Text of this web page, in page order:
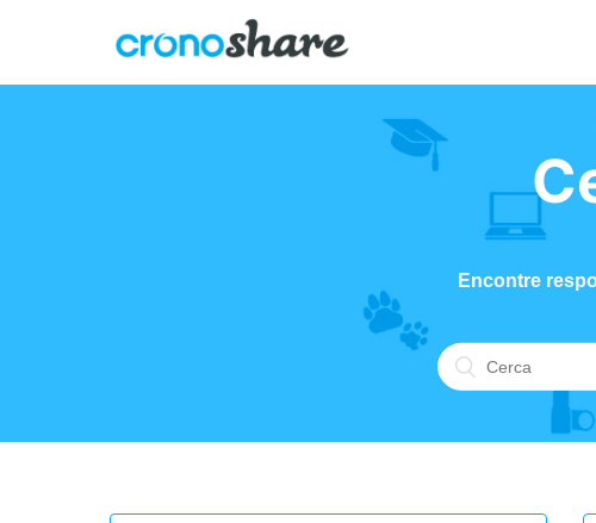
Encontre